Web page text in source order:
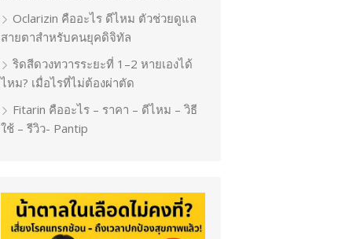
Oclarizin คืออะไร ดีไหม ตัวช่วยดูแล
สายตาสำหรับคนยุคดิจิทัล
ริดสีดวงทวารระยะที่ 1–2 หายเองได้
ไหม? เมื่อไรที่ไม่ต้องผ่าตัด
Fitarin คืออะไร – ราคา – ดีไหม – วิธี
ใช้ – รีวิว- Pantip